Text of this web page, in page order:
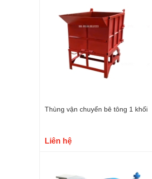
Thùng vận chuyển bê tông 1 khối
Liên hệ